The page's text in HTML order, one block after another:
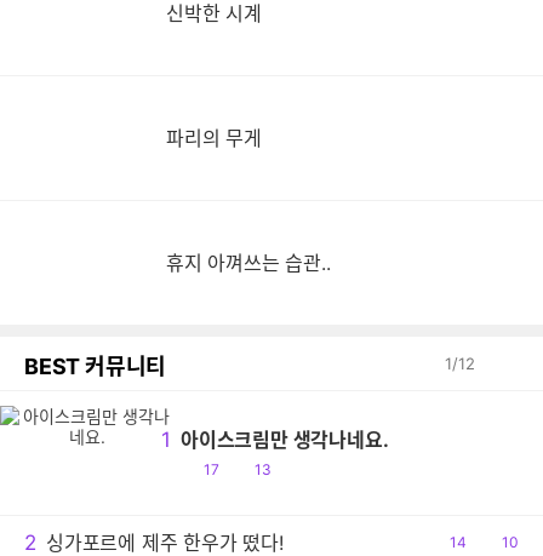
신박한 시계
파리의 무게
휴지 아껴쓰는 습관..
BEST 커뮤니티 1/12
1 아이스크림만 생각나네요.
공
17
댓
13
2 싱가포르에 제주 한우가 떴다!
공
14
댓
10